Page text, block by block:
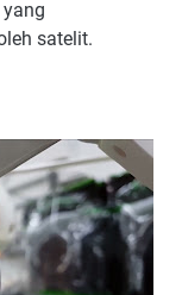
satelit.